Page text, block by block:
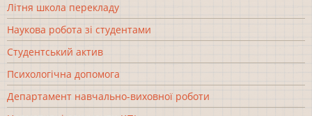
Літня школа перекладу
Наукова робота зі студентами
Студентський актив
Психологічна допомога
Департамент навчально-виховної роботи